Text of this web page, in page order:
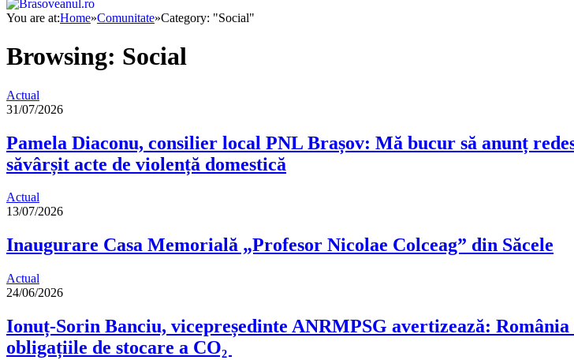
You are at:Home»Comunitate»Category: "Social"
Browsing: Social
Actual
31/07/2026
Pamela Diaconu, consilier local PNL Brașov: Mă bucur să anunț
săvârșit acte de violență domestică
Actual
13/07/2026
Inaugurare Casa Memorială „Profesor Nicolae Colceag” din Săcele
Actual
24/06/2026
Ionuț-Sorin Banciu, vicepreședinte ANRMPSG avertizează:
obligațiile de stocare a CO₂